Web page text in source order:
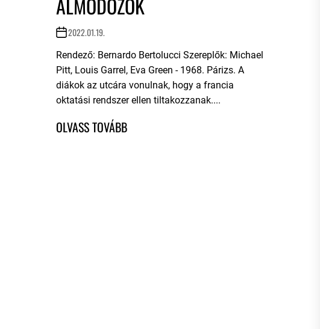
ÁLMODOZÓK
2022.01.19.
Rendező: Bernardo Bertolucci Szereplők: Michael
Pitt, Louis Garrel, Eva Green - 1968. Párizs. A
diákok az utcára vonulnak, hogy a francia
oktatási rendszer ellen tiltakozzanak....